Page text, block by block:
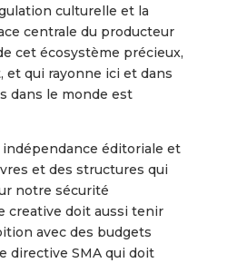
culturelle et la
centrale du producteur
cet écosystème précieux,
et qui rayonne ici et dans
dans le monde est
indépendance éditoriale et
et des structures qui
notre sécurité
creative doit aussi tenir
avec des budgets
directive SMA qui doit